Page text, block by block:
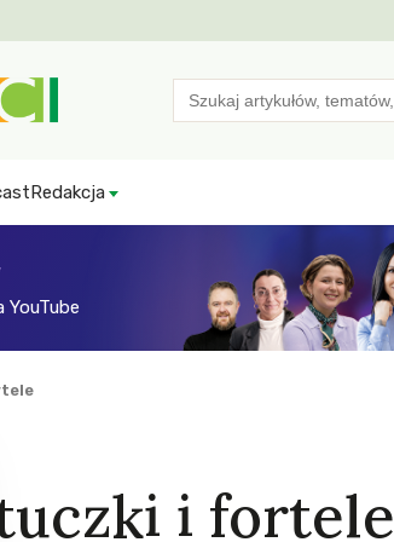
Search
for:
Redakcja
i fortele